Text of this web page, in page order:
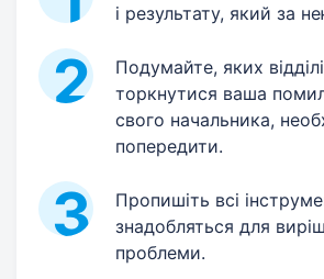
і результату, який за
Подумайте, яких
торкнутися ваша
свого начальника,
попередити.
Пропишіть всі
знадобляться для
проблеми.